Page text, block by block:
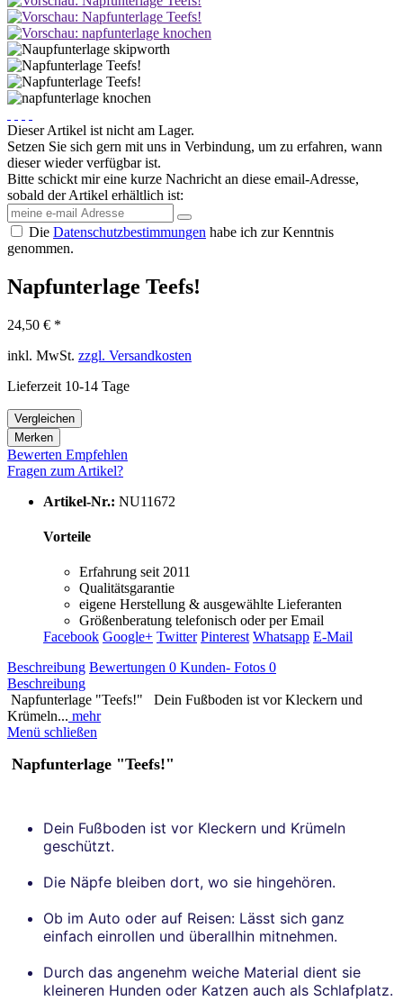
Dieser Artikel ist nicht am Lager.
Setzen Sie sich gern mit uns in Verbindung, um zu erfahren, wann
dieser wieder verfügbar ist.
Bitte schickt mir eine kurze Nachricht an diese email-Adresse,
sobald der Artikel erhältlich ist:
Die Datenschutzbestimmungen habe ich zur Kenntnis
genommen.
Napfunterlage Teefs!
24,50 € *
inkl. MwSt. zzgl. Versandkosten
Lieferzeit 10-14 Tage
Vergleichen
Merken
Bewerten Empfehlen
Fragen zum Artikel?
Artikel-Nr.: NU11672
Vorteile
Erfahrung seit 2011
Qualitätsgarantie
eigene Herstellung & ausgewählte Lieferanten
Größenberatung telefonisch oder per Email
Facebook Google+ Twitter Pinterest Whatsapp E-Mail
Beschreibung Bewertungen 0 Kunden- Fotos 0
Beschreibung
Napfunterlage "Teefs!" Dein Fußboden ist vor Kleckern und
Krümeln... mehr
Menü schließen
Napfunterlage "Teefs!"
Dein Fußboden ist vor Kleckern und Krümeln
geschützt.
Die Näpfe bleiben dort, wo sie hingehören.
Ob im Auto oder auf Reisen: Lässt sich ganz
einfach einrollen und überallhin mitnehmen.
Durch das angenehm weiche Material dient sie
kleineren Hunden oder Katzen auch als Schlafplatz.